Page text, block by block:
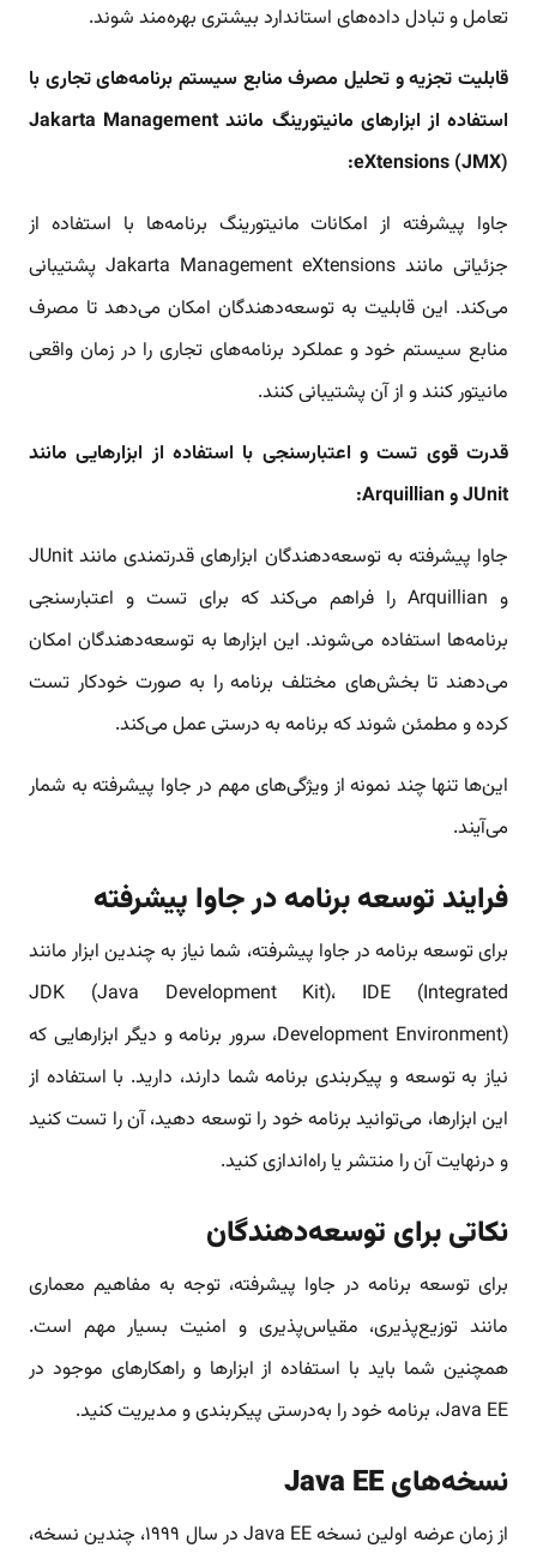
تعامل و تبادل داده‌های استاندارد بیشتری بهره‌مند شوند.
قابلیت تجزیه و تحلیل مصرف منابع سیستم برنامه‌های تجاری با
استفاده از ابزارهای مانیتورینگ مانند Jakarta Management
eXtensions (JMX):
جاوا پیشرفته از امکانات مانیتورینگ برنامه‌ها با استفاده از
جزئیاتی مانند Jakarta Management eXtensions پشتیبانی
می‌کند. این قابلیت به توسعه‌دهندگان امکان می‌دهد تا مصرف
منابع سیستم خود و عملکرد برنامه‌های تجاری را در زمان واقعی
مانیتور کنند و از آن پشتیبانی کنند.
قدرت قوی تست و اعتبارسنجی با استفاده از ابزارهایی مانند
JUnit و Arquillian:
جاوا پیشرفته به توسعه‌دهندگان ابزارهای قدرتمندی مانند JUnit
و Arquillian را فراهم می‌کند که برای تست و اعتبارسنجی
برنامه‌ها استفاده می‌شوند. این ابزارها به توسعه‌دهندگان امکان
می‌دهند تا بخش‌های مختلف برنامه را به صورت خودکار تست
کرده و مطمئن شوند که برنامه به درستی عمل می‌کند.
این‌ها تنها چند نمونه از ویژگی‌های مهم در جاوا پیشرفته به شمار
می‌آیند.
فرایند توسعه برنامه در جاوا پیشرفته
برای توسعه برنامه در جاوا پیشرفته، شما نیاز به چندین ابزار مانند
JDK (Java Development Kit)، IDE (Integrated
Development Environment)، سرور برنامه و دیگر ابزارهایی که
نیاز به توسعه و پیکربندی برنامه شما دارند، دارید. با استفاده از
این ابزارها، می‌توانید برنامه خود را توسعه دهید، آن را تست کنید
و درنهایت آن را منتشر یا راه‌اندازی کنید.
نکاتی برای توسعه‌دهندگان
برای توسعه برنامه در جاوا پیشرفته، توجه به مفاهیم معماری
مانند توزیع‌پذیری، مقیاس‌پذیری و امنیت بسیار مهم است.
همچنین شما باید با استفاده از ابزارها و راهکارهای موجود در
Java EE، برنامه خود را به‌درستی پیکربندی و مدیریت کنید.
نسخه‌های Java EE
از زمان عرضه اولین نسخه Java EE در سال ۱۹۹۹، چندین نسخه،